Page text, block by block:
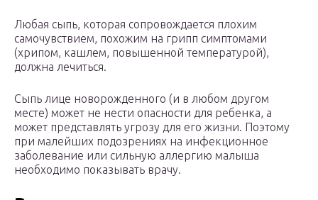
Любая сыпь, которая сопровождается плохим
самочувствием, похожим на грипп симптомами
(хрипом, кашлем, повышенной температурой),
должна лечиться.
Сыпь лице новорожденного (и в любом другом
месте) может не нести опасности для ребенка, а
может представлять угрозу для его жизни. Поэтому
при малейших подозрениях на инфекционное
заболевание или сильную аллергию малыша
необходимо показывать врачу.